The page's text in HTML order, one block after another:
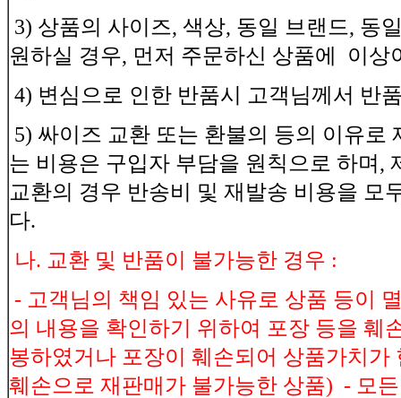
3) 상품의 사이즈, 색상, 동일 브랜드, 동
원하실 경우, 먼저 주문하신 상품에 이상
4) 변심으로 인한 반품시 고객님께서 반
5) 싸이즈 교환 또는 환불의 등의 이유로
는 비용은 구입자 부담을 원칙으로 하며,
교환의 경우 반송비 및 재발송 비용을 모
다.
나. 교환 및 반품이 불가능한 경우 :
- 고객님의 책임 있는 사유로 상품 등이
의 내용을 확인하기 위하여 포장 등을 훼
봉하였거나 포장이 훼손되어 상품가치가
훼손으로 재판매가 불가능한 상품) - 모